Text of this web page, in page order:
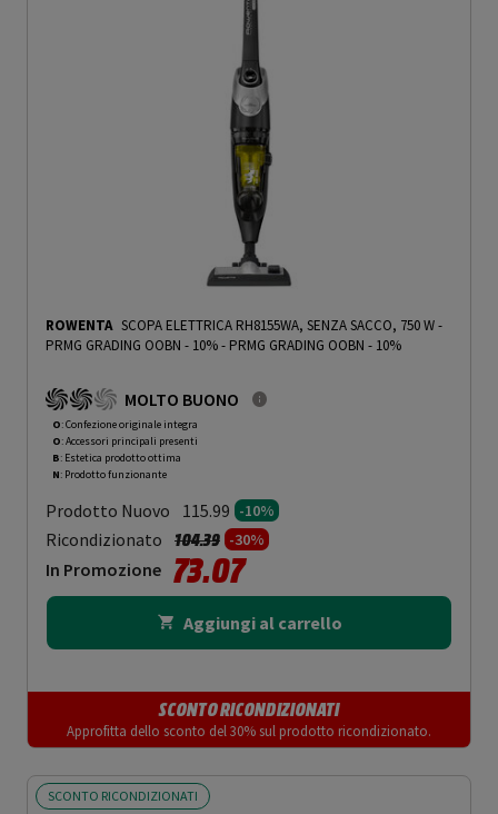
ROWENTA SCOPA ELETTRICA RH8155WA, SENZA SACCO, 750 W -
PRMG GRADING OOBN - 10%- PRMG GRADING OOBN - 10%
MOLTO BUONO
O: Confezione originale integra
O: Accessori principali presenti
B: Estetica prodotto ottima
N: Prodotto funzionante
Prodotto Nuovo 115.99 -10%
Ricondizionato Prezzo ridotto da
104.39a-30%
In Promozione 73.07
Aggiungi al carrello
SCONTO RICONDIZIONATI
Approfitta dello sconto del 30% sul prodotto ricondizionato.
SCONTO RICONDIZIONATI